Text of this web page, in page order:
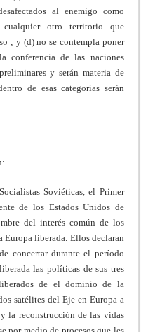
al enemigo como
otro territorio que
; y (d) no se contempla poner
conferencia de las naciones
y serán materia de
de esas categorías serán
Soviéticas, el Primer
de los Estados Unidos de
del interés común de los
Europa liberada. Ellos declaran
concertar durante el período
las políticas de sus tres
de el dominio de la
satélites del Eje en Europa a
la reconstrucción de las vidas